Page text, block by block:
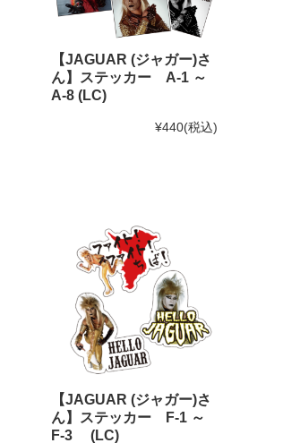
【JAGUAR (ジャガー)さ
ん】ステッカー A-1 ～
A-8 (LC)
¥440(税込)
【JAGUAR (ジャガー)さ
ん】ステッカー F-1 ～
F-3 (LC)